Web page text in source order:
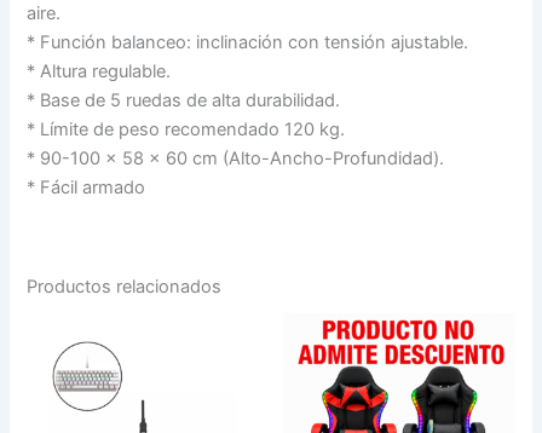
aire.
* Función balanceo: inclinación con tensión ajustable.
* Altura regulable.
* Base de 5 ruedas de alta durabilidad.
* Límite de peso recomendado 120 kg.
* 90-100 x 58 x 60 cm (Alto-Ancho-Profundidad).
* Fácil armado
Productos relacionados
MECANICO
DOMINATE
GAMER
SILLA
GAMER
LED